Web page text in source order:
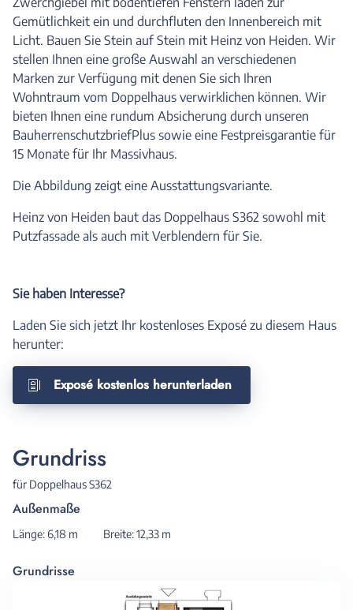
Gemütlichkeit ein und durchfluten den Innenbereich mit
Licht. Bauen Sie Stein auf Stein mit Heinz von Heiden. Wir
stellen Ihnen eine große Auswahl an verschiedenen
Marken zur Verfügung mit denen Sie sich Ihren
Wohntraum vom Doppelhaus verwirklichen können. Wir
bieten Ihnen eine rundum Absicherung durch unseren
BauherrenschutzbriefPlus sowie eine Festpreisgarantie für
15 Monate für Ihr Massivhaus.
Die Abbildung zeigt eine Ausstattungsvariante.
Heinz von Heiden baut das Doppelhaus S362 sowohl mit
Putzfassade als auch mit Verblendern für Sie.
Sie haben Interesse?
Laden Sie sich jetzt Ihr kostenloses Exposé zu diesem Haus
herunter:
Exposé kostenlos herunterladen
Grundriss
für Doppelhaus S362
Außenmaße
Länge: 6,18 m Breite: 12,33 m
Grundrisse